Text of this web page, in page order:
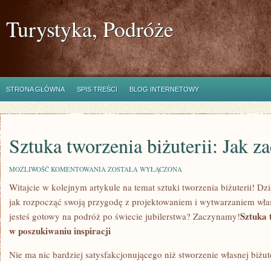
Turystyka, Podróże
STRONA GŁÓWNA SPIS TREŚCI BLOG INTERNETOWY
Sztuka tworzenia biżuterii: Jak
MOŻLIWOŚĆ KOMENTOWANIA SZTUKA
BIŻUTERII:
ZACZĄĆ?
ZOSTAŁA WYŁĄCZONA
Witajcie w ⁢kolejnym⁤ artykule ⁣na temat sztuki tworzenia ‍biżuterii!
jak⁢ rozpocząć swoją‌ przygodę z‍ projektowaniem i wytwarzaniem
jesteś ⁤gotowy na ‍podróż ​po‌ świecie⁤ jubilerstwa? Zaczynamy!Sztuka
w‌ poszukiwaniu inspiracji
Nie ma​ nic bardziej​ satysfakcjonującego niż stworzenie własnej